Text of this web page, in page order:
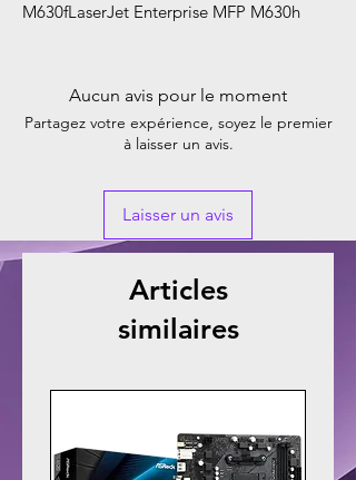
M630fLaserJet Enterprise MFP M630h
Aucun avis pour le moment
Partagez votre expérience, soyez le premier
à laisser un avis.
Laisser un avis
Articles
similaires